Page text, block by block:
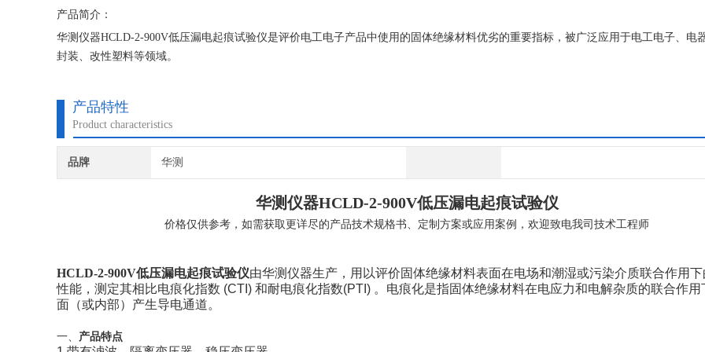
产品简介：
华测仪器HCLD-2-900V低压漏电起痕试验仪是评价电工电子产品中使用的固体绝缘材料优劣的重要指标，被广泛应用于电工电子、电
封装、改性塑料等领域。
产品特性
Product characteristics
品牌 华测
华测仪器HCLD-2-900V低压漏电起痕试验仪
价格仅供参考，如需获取更详尽的产品技术规格书、定制方案或应用案例，欢迎致电我司技术工程师
HCLD-2-900V低压漏电起痕试验仪由华测仪器生产， 用以评价固体绝缘材料表面在电场和潮湿或污染介质联合作用
性能，测定其相比电痕化指数 (CTI) 和耐电痕化指数(PTI) 。电痕化是指固体绝缘材料在电应力和电解杂质的联合作用
面（或内部）产生导电通道。
一、 产品特点